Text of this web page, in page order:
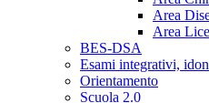
Area
Area
BES-DSA
Esami integrativi,
Orientamento
Scuola 2.0